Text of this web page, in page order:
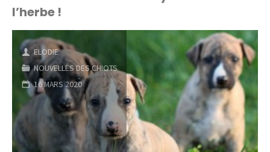
et
Faya"
l’herbe !
ELODIE
NOUVELLES DES CHIOTS
16 MARS 2020